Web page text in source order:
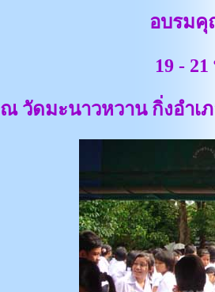
อบรมคุ
19 -
ณ วัดมะนาวหวาน กิ่งอำเ